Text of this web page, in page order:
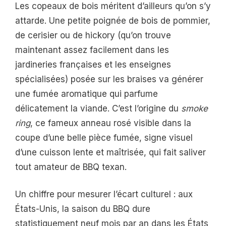
Les copeaux de bois méritent d’ailleurs qu’on s’y
attarde. Une petite poignée de bois de pommier,
de cerisier ou de hickory (qu’on trouve
maintenant assez facilement dans les
jardineries françaises et les enseignes
spécialisées) posée sur les braises va générer
une fumée aromatique qui parfume
délicatement la viande. C’est l’origine du smoke
ring, ce fameux anneau rosé visible dans la
coupe d’une belle pièce fumée, signe visuel
d’une cuisson lente et maîtrisée, qui fait saliver
tout amateur de BBQ texan.
Un chiffre pour mesurer l’écart culturel : aux
États-Unis, la saison du BBQ dure
statistiquement neuf mois par an dans les États